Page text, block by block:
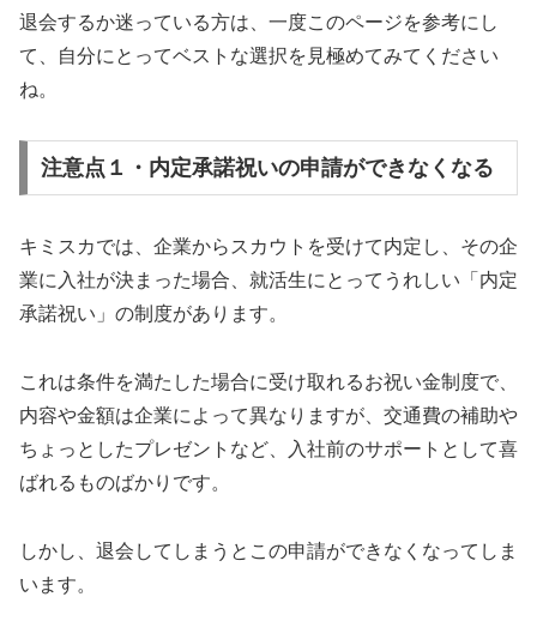
退会するか迷っている方は、一度このページを参考にし
て、自分にとってベストな選択を見極めてみてください
ね。
注意点１・内定承諾祝いの申請ができなくなる
キミスカでは、企業からスカウトを受けて内定し、その企
業に入社が決まった場合、就活生にとってうれしい「内定
承諾祝い」の制度があります。
これは条件を満たした場合に受け取れるお祝い金制度で、
内容や金額は企業によって異なりますが、交通費の補助や
ちょっとしたプレゼントなど、入社前のサポートとして喜
ばれるものばかりです。
しかし、退会してしまうとこの申請ができなくなってしま
います。